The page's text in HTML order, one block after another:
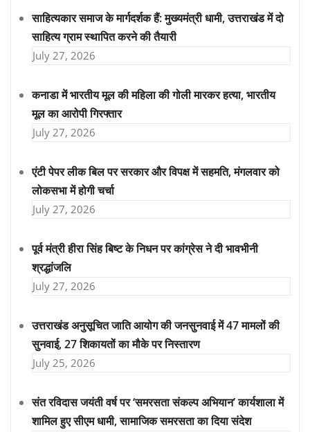
साहित्यकार समाज के मार्गदर्शक हैं: मुख्यमंत्री धामी, उत्तराखंड में दो
साहित्य ग्राम स्थापित करने की तैयारी
July 27, 2026
कनाडा में भारतीय मूल की महिला की गोली मारकर हत्या, भारतीय
मूल का आरोपी गिरफ्तार
July 27, 2026
एंटी पेपर लीक बिल पर सरकार और विपक्ष में सहमति, मंगलवार को
लोकसभा में होगी चर्चा
July 27, 2026
पूर्व मंत्री हीरा सिंह बिष्ट के निधन पर कांग्रेस ने दी भावभीनी
श्रद्धांजलि
July 27, 2026
उत्तराखंड अनुसूचित जाति आयोग की जनसुनवाई में 47 मामलों की
सुनवाई, 27 शिकायतों का मौके पर निस्तारण
July 25, 2026
संत रविदास जयंती वर्ष पर ‘समरसता संकल्प अभियान’ कार्यशाला में
शामिल हुए सीएम धामी, सामाजिक समरसता का दिया संदेश